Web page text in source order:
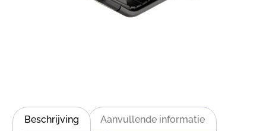
Beschrijving Aanvullende informatie